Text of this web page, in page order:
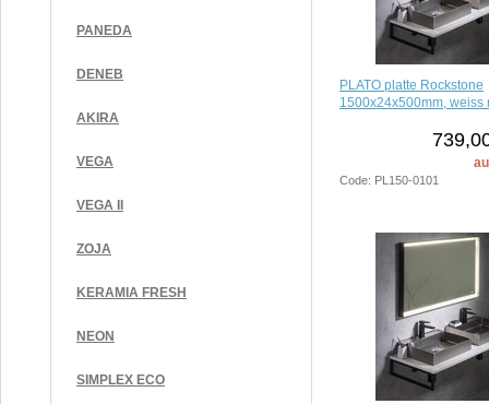
PANEDA
DENEB
AKIRA
VEGA
VEGA II
ZOJA
KERAMIA FRESH
NEON
SIMPLEX ECO
PLATO platte Rockstone
1500x24x500mm, weiss
Code: PL150-0101